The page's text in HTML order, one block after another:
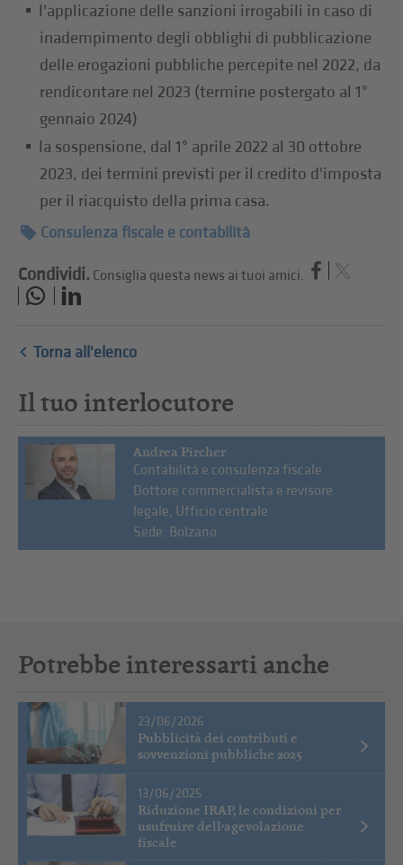
l'applicazione delle sanzioni irrogabili in caso di
inadempimento degli obblighi di pubblicazione
delle erogazioni pubbliche percepite nel 2022, da
rendicontare nel 2023 (termine postergato al 1°
gennaio 2024)
la sospensione, dal 1° aprile 2022 al 30 ottobre
2023, dei termini previsti per il credito d'imposta
per il riacquisto della prima casa.
Consulenza fiscale e contabilità
Condividi. Consiglia questa news ai tuoi amici.
Torna all'elenco
Il tuo interlocutore
Andrea Pircher
Contabilità e consulenza fiscale
Dottore commercialista e revisore
legale, Ufficio centrale
Sede: Bolzano
Potrebbe interessarti anche
23/06/2026
Pubblicità dei contributi e
sovvenzioni pubbliche 2025
13/06/2025
Riduzione IRAP, le condizioni per
usufruire dell’agevolazione
fiscale